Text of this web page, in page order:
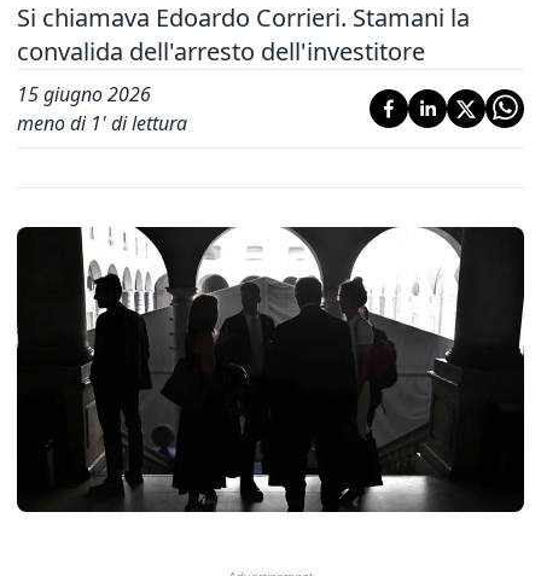
Si chiamava Edoardo Corrieri. Stamani la
convalida dell'arresto dell'investitore
15 giugno 2026
meno di 1' di lettura